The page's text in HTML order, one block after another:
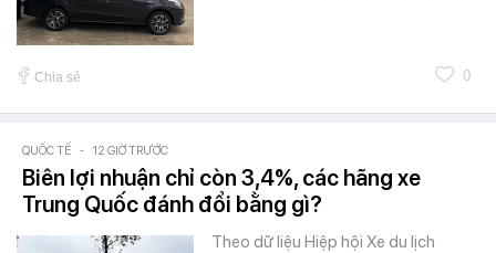
Chia sẻ 0
QUỐC TẾ - 12 GIỜ TRƯỚC
Biên lợi nhuận chỉ còn 3,4%, các hãng xe
Trung Quốc đánh đổi bằng gì?
Theo dữ liệu Hiệp hội Xe du lịch